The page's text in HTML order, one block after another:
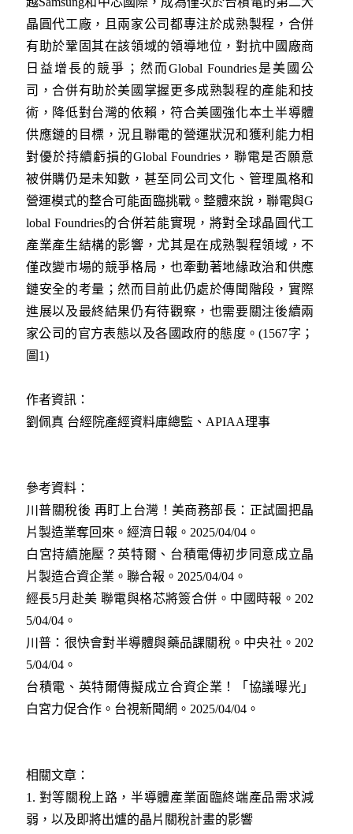
晶圓代工廠，且兩家公司都專注於成熟製程，合併
有助於鞏固其在該領域的領導地位，對抗中國廠商
日益增長的競爭；然而Global Foundries是美國公
司，合併有助於美國掌握更多成熟製程的產能和技
術，降低對台灣的依賴，符合美國強化本土半導體
供應鏈的目標，況且聯電的營運狀況和獲利能力相
對優於持續虧損的Global Foundries，聯電是否願意
被併購仍是未知數，甚至同公司文化、管理風格和
營運模式的整合可能面臨挑戰。整體來說，聯電與G
lobal Foundries的合併若能實現，將對全球晶圓代工
產業產生結構的影響，尤其是在成熟製程領域，不
僅改變市場的競爭格局，也牽動著地緣政治和供應
鏈安全的考量；然而目前此仍處於傳聞階段，實際
進展以及最終結果仍有待觀察，也需要關注後續兩
家公司的官方表態以及各國政府的態度。(1567字；
圖1)
作者資訊：
劉佩真 台經院產經資料庫總監、APIAA理事
參考資料：
川普關稅後 再盯上台灣！美商務部長：正試圖把晶
片製造業奪回來。經濟日報。2025/04/04 。
白宮持續施壓？英特爾、台積電傳初步同意成立晶
片製造合資企業。聯合報。2025/04/04 。
經長5月赴美 聯電與格芯將簽合併。中國時報。202
5/04/04 。
川普：很快會對半導體與藥品課關稅。中央社。202
5/04/04 。
台積電、英特爾傳擬成立合資企業！「協議曝光」
白宮力促合作。台視新聞網。2025/04/04 。
相關文章：
1. 對等關稅上路，半導體產業面臨終端產品需求減
弱，以及即將出爐的晶片關稅計畫的影響